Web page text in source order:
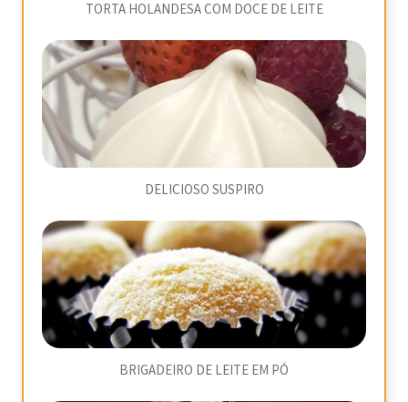
TORTA HOLANDESA COM DOCE DE LEITE
DELICIOSO SUSPIRO
BRIGADEIRO DE LEITE EM PÓ